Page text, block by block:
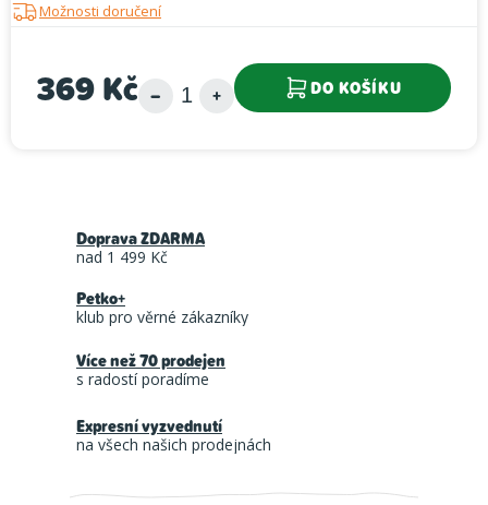
Možnosti doručení
369 Kč DO KOŠÍKU
Doprava ZDARMA
nad 1 499 Kč
Petko+
klub pro věrné zákazníky
Více než 70 prodejen
s radostí poradíme
Expresní vyzvednutí
na všech našich prodejnách